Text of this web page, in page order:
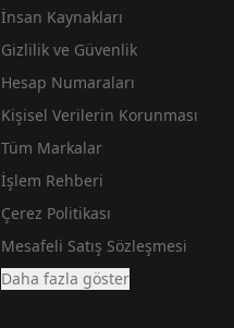
İnsan Kaynakları
Gizlilik ve Güvenlik
Hesap Numaraları
Kişisel Verilerin Korunması
Tüm Markalar
İşlem Rehberi
Çerez Politikası
Mesafeli Satış Sözleşmesi
Daha fazla göster